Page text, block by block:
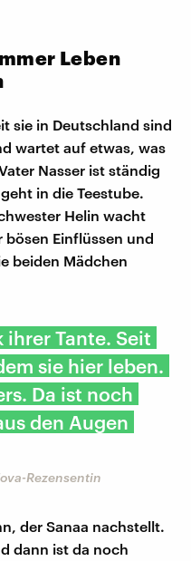
Leben
sie in Deutschland sind
wartet auf etwas, was
Nasser ist ständig
in die Teestube.
Helin wacht
bösen Einflüssen und
beiden Mädchen
ihrer Tante. Seit
sie hier leben.
Da ist noch
den Augen
Rezensentin
der Sanaa nachstellt.
dann ist da noch